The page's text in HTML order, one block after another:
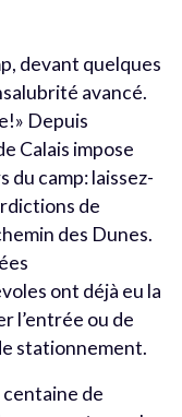
devant quelques
avancé.
Depuis
Calais impose
du camp: laissez-
de
des Dunes.
ont déjà eu la
l’entrée ou de
stationnement.
centaine de